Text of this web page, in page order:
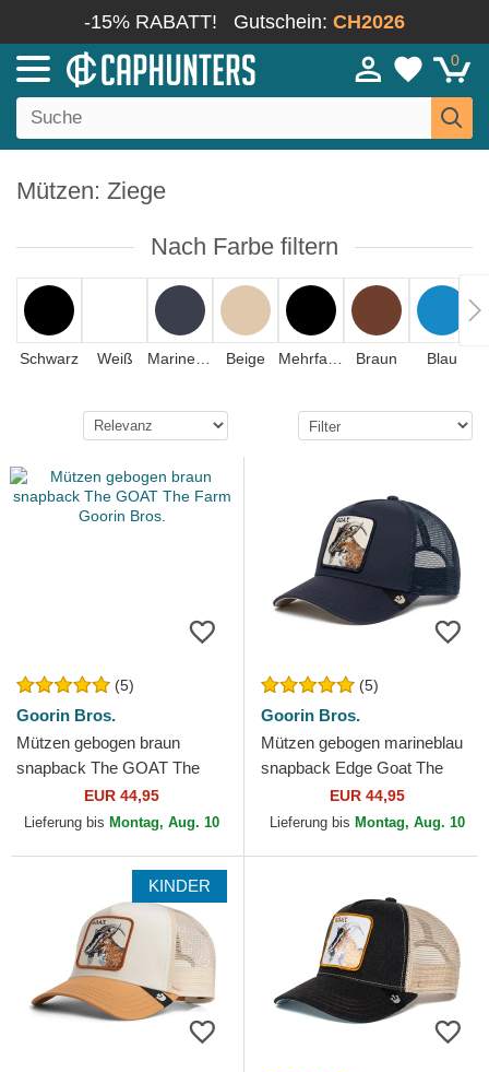
-15% RABATT! Gutschein: CH2026
0
Mützen: Ziege
Nach Farbe filtern
Schwarz Weiß Beige Braun Blau
(5)
Goorin Bros.
Mützen gebogen braun
snapback The GOAT The
Farm Goorin Bros.
EUR 44,95
Lieferung bis Montag, Aug. 10
(5)
Goorin Bros.
Mützen gebogen marineblau
snapback Edge Goat The
Farm Goorin Bros.
EUR 44,95
Lieferung bis Montag, Aug. 10
KINDER